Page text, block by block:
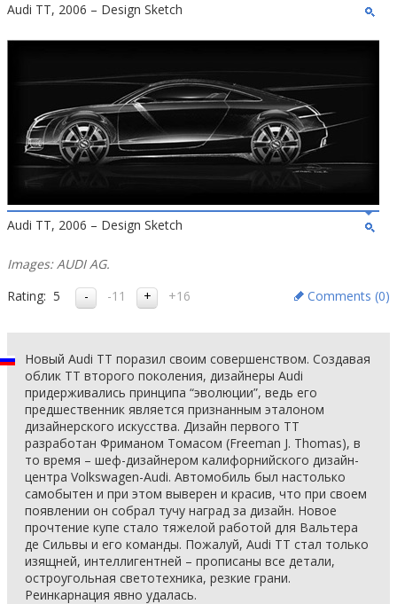
Audi TT, 2006 – Design Sketch
Audi TT, 2006 – Design Sketch
Images: AUDI AG.
Rating: 5 -11 +16 Comments (0)
Новый Audi ТТ поразил своим совершенством. Создавая
облик ТТ второго поколения, дизайнеры Audi
придерживались принципа “эволюции”, ведь его
предшественник является признанным эталоном
дизайнерского искусства. Дизайн первого ТТ
разработан Фриманом Томасом (Freeman J. Thomas), в
то время – шеф-дизайнером калифорнийского дизайн-
центра Volkswagen-Audi. Автомобиль был настолько
самобытен и при этом выверен и красив, что при своем
появлении он собрал тучу наград за дизайн. Новое
прочтение купе стало тяжелой работой для Вальтера
де Сильвы и его команды. Пожалуй, Audi TT стал только
изящней, интеллигентней – прописаны все детали,
остроугольная светотехника, резкие грани.
Реинкарнация явно удалась.